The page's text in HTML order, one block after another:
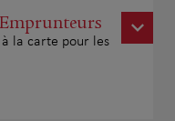
la carte pour les